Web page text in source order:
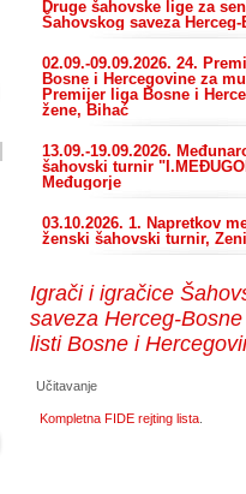
Druge šahovske lige za
Šahovskog saveza Herceg-
02.09.-09.09.2026. 24.
Bosne i Hercegovine za
Premijer liga Bosne i
žene, Bihać
13.09.-19.09.2026.
šahovski turnir
Međugorje
03.10.2026. 1. Napretkov
ženski šahovski turnir,
Igračii igračice
saveza Herceg-
listi Bosne i
Učitavanje
Kompletna FIDE rejting lista.